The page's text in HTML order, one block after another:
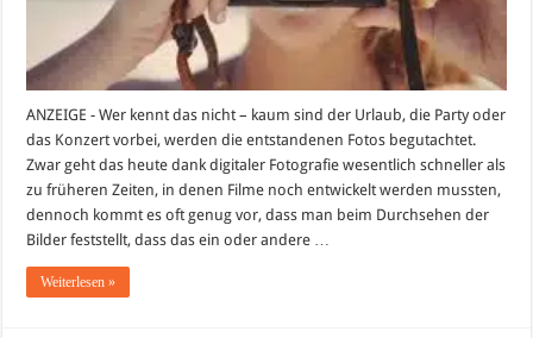
ANZEIGE - Wer kennt das nicht – kaum sind der Urlaub, die Party oder
das Konzert vorbei, werden die entstandenen Fotos begutachtet.
Zwar geht das heute dank digitaler Fotografie wesentlich schneller als
zu früheren Zeiten, in denen Filme noch entwickelt werden mussten,
dennoch kommt es oft genug vor, dass man beim Durchsehen der
Bilder feststellt, dass das ein oder andere …
Weiterlesen »